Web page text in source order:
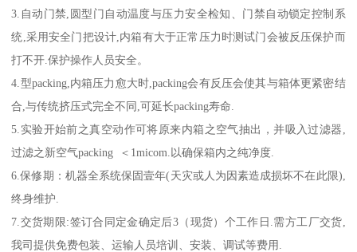
3.自动门禁,圆型门自动温度与压力安全检知、门禁自动锁定控制系
统,采用安全门把设计,内箱有大于正常压力时测试门会被反压保护而
打不开.保护操作人员安全。
4.型packing,内箱压力愈大时,packing会有反压会使其与箱体更紧密结
合,与传统挤压式完全不同,可延长packing寿命.
5.实验开始前之真空动作可将原来内箱之空气抽出，并吸入过滤器,
过滤之新空气packing ＜1micom.以确保箱内之纯净度.
6.保修期：机器全系统保固壹年(天灾或人为因素造成损坏不在此限),
终身维护.
7.交货期限:签订合同定金确定后3（现货）个工作日.需方工厂交货,
我司提供免费包装、运输人员培训、安装、调试等费用.